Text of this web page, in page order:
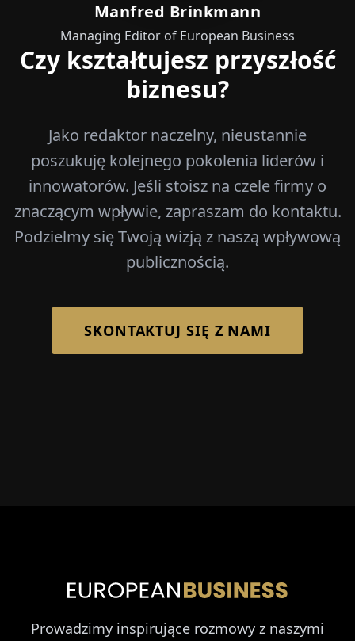
Manfred Brinkmann
Managing Editor of European Business
Czy kształtujesz przyszłość
biznesu?
Jako redaktor naczelny, nieustannie
poszukuję kolejnego pokolenia liderów i
innowatorów. Jeśli stoisz na czele firmy o
znaczącym wpływie, zapraszam do kontaktu.
Podzielmy się Twoją wizją z naszą wpływową
publicznością.
SKONTAKTUJ SIĘ Z NAMI
Prowadzimy inspirujące rozmowy z naszymi